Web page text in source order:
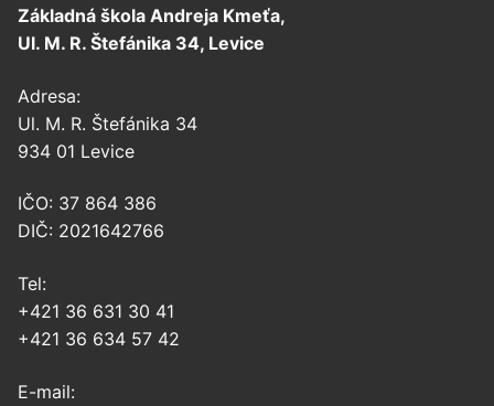
Základná škola Andreja Kmeťa,
Ul. M. R. Štefánika 34, Levice
Adresa:
Ul. M. R. Štefánika 34
934 01 Levice
IČO: 37 864 386
DIČ: 2021642766
Tel:
+421 36 631 30 41
+421 36 634 57 42
E-mail: